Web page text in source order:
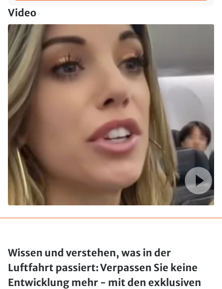
Video
Wissen und verstehen, was in der
Luftfahrt passiert: Verpassen Sie keine
Entwicklung mehr - mit den exklusiven